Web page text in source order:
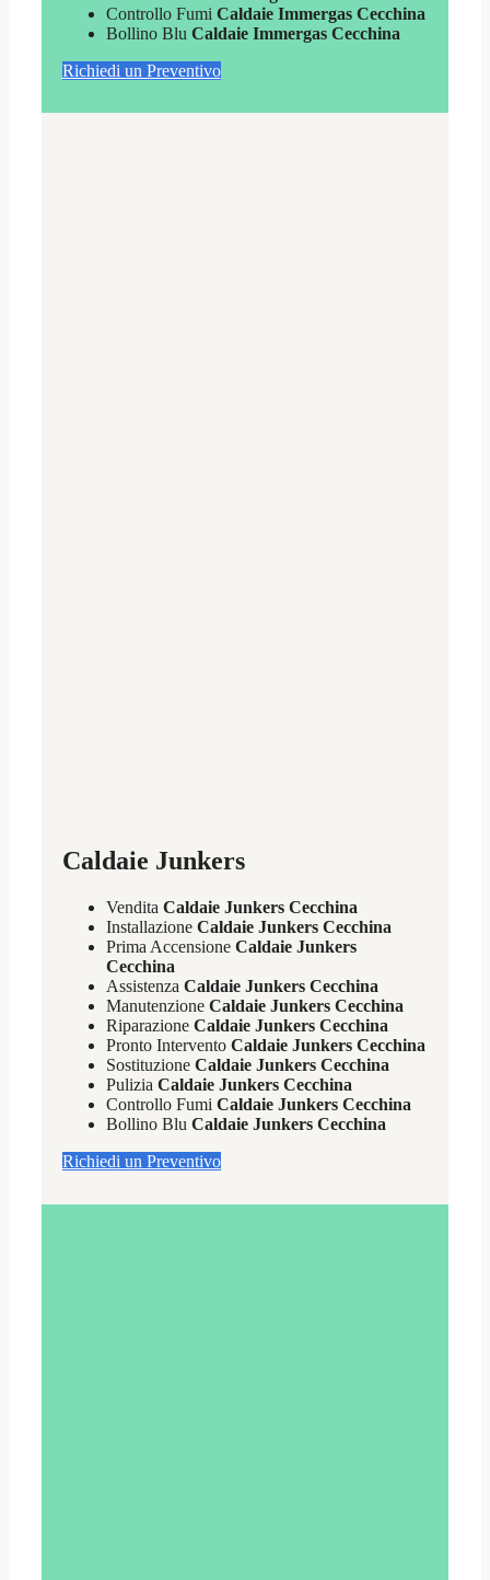
Controllo Fumi Caldaie Immergas Cecchina
Bollino Blu Caldaie Immergas Cecchina
Richiedi un Preventivo
Caldaie Junkers
Vendita Caldaie Junkers Cecchina
Installazione Caldaie Junkers Cecchina
Prima Accensione Caldaie Junkers
Cecchina
Assistenza Caldaie Junkers Cecchina
Manutenzione Caldaie Junkers Cecchina
Riparazione Caldaie Junkers Cecchina
Pronto Intervento Caldaie Junkers Cecchina
Sostituzione Caldaie Junkers Cecchina
Pulizia Caldaie Junkers Cecchina
Controllo Fumi Caldaie Junkers Cecchina
Bollino Blu Caldaie Junkers Cecchina
Richiedi un Preventivo